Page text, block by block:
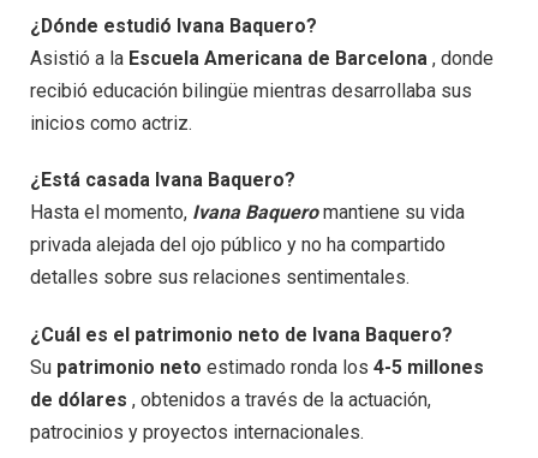
¿Dónde estudió Ivana Baquero?
Asistió a la Escuela Americana de Barcelona , ​​donde
recibió educación bilingüe mientras desarrollaba sus
inicios como actriz.
¿Está casada Ivana Baquero?
Hasta el momento, Ivana Baqueromantiene su vida
privada alejada del ojo público y no ha compartido
detalles sobre sus relaciones sentimentales.
¿Cuál es el patrimonio neto de Ivana Baquero?
Su patrimonio neto estimado ronda los 4-5 millones
de dólares , obtenidos a través de la actuación,
patrocinios y proyectos internacionales.